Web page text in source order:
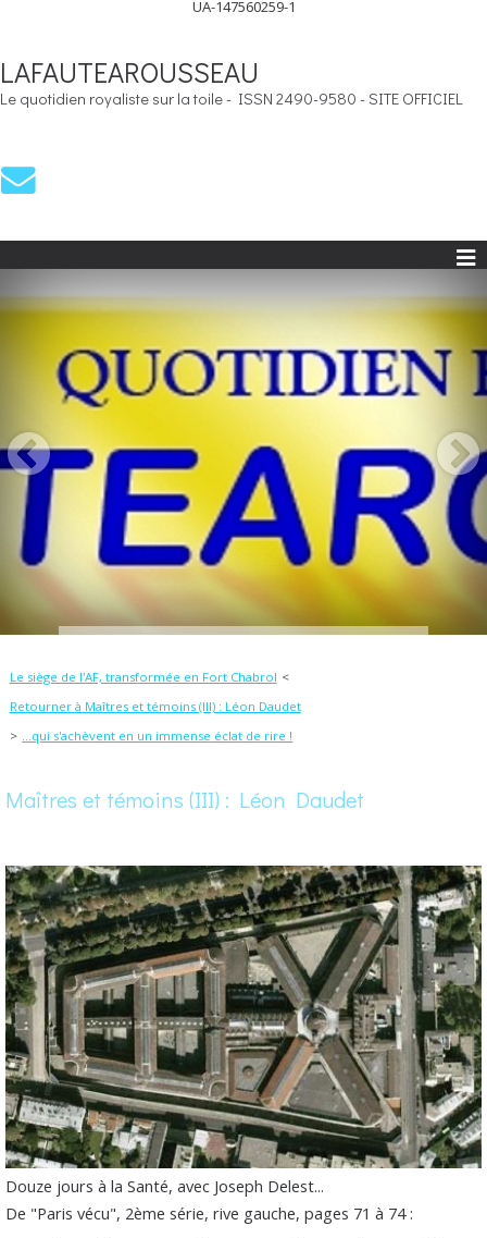
UA-147560259-1
LAFAUTEAROUSSEAU
Le quotidien royaliste sur la toile - ISSN 2490-9580 - SITE OFFICIEL
Le siège de l'AF, transformée en Fort Chabrol
Retourner à Maîtres et témoins (III) : Léon Daudet
...qui s'achèvent en un immense éclat de rire !
Maîtres et témoins (III) : Léon Daudet
Douze jours à la Santé, avec Joseph Delest...
De "Paris vécu", 2ème série, rive gauche, pages 71 à 74 :